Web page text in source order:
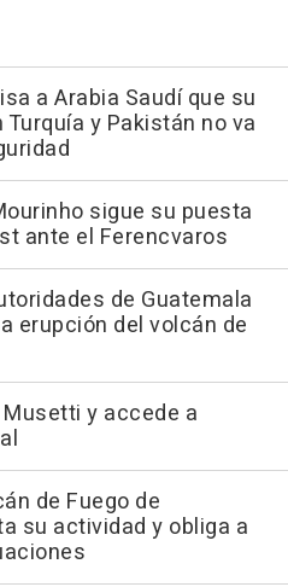
a Arabia Saudí que su
y Pakistán no va
sigue su puesta
ante el Ferencvaros
de Guatemala
erupción del volcán de
y accede a
de Fuego de
su actividad y obliga a